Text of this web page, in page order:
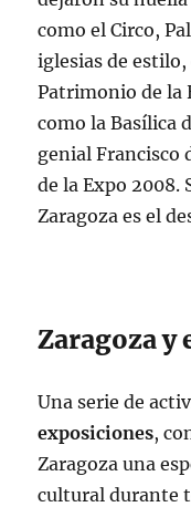
como el Circo,
iglesias de
Patrimonio de la
como la Basílica
genial Francisco
de la Expo 2008.
Zaragoza es el
Zaragoza y
Una serie de
exposiciones,
Zaragoza una
cultural durante